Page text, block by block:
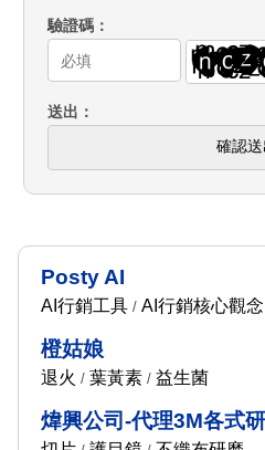
驗證碼
送出
確認送
Posty AI
AI行銷工具/ AI行銷核心觀念
橙姑娘
退火 / 葉黃素/ 益生菌
煒興公司-代理3M各式